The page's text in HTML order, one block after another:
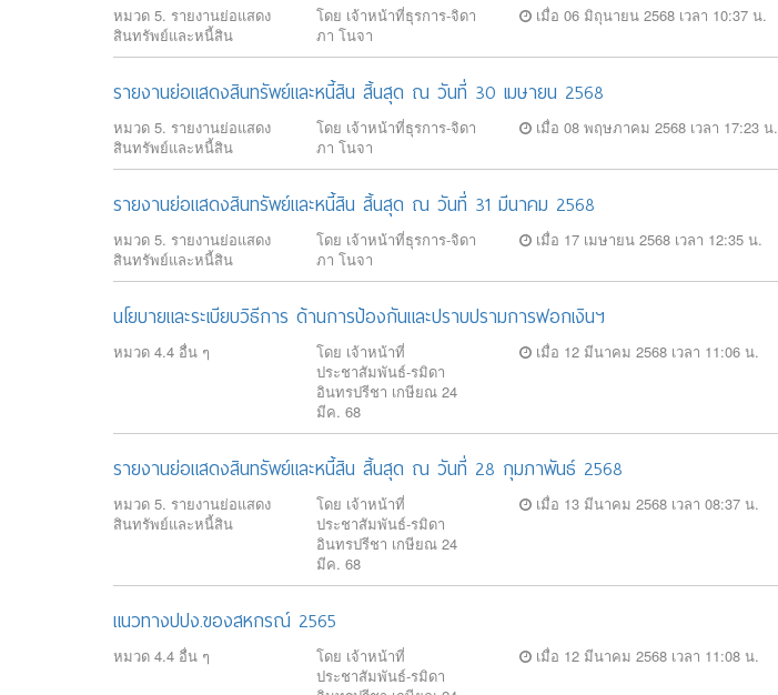
หมวด 5. รายงานย่อแสดง
สินทรัพย์และหนี้สิน
โดย เจ้าหน้าที่ธุรการ-จิดา
ภา โนจา
เมื่อ 06 มิถุนายน 2568 เวลา 10:37 น.
รายงานย่อแสดงสินทรัพย์และหนี้สิน สิ้นสุด ณ วันที่ 30 เมษายน 2568
หมวด 5. รายงานย่อแสดง
สินทรัพย์และหนี้สิน
โดย เจ้าหน้าที่ธุรการ-จิดา
ภา โนจา
เมื่อ 08 พฤษภาคม 2568 เวลา 17:23 น.
รายงานย่อแสดงสินทรัพย์และหนี้สิน สิ้นสุด ณ วันที่ 31 มีนาคม 2568
หมวด 5. รายงานย่อแสดง
สินทรัพย์และหนี้สิน
โดย เจ้าหน้าที่ธุรการ-จิดา
ภา โนจา
เมื่อ 17 เมษายน 2568 เวลา 12:35 น.
นโยบายและระเบียบวิธีการ ด้านการป้องกันและปราบปรามการฟอกเงินฯ
หมวด 4.4 อื่น ๆ
โดย เจ้าหน้าที่
ประชาสัมพันธ์-รมิดา
อินทรปรีชา เกษียณ 24
มีค. 68
เมื่อ 12 มีนาคม 2568 เวลา 11:06 น.
รายงานย่อแสดงสินทรัพย์และหนี้สิน สิ้นสุด ณ วันที่ 28 กุมภาพันธ์ 2568
หมวด 5. รายงานย่อแสดง
สินทรัพย์และหนี้สิน
โดย เจ้าหน้าที่
ประชาสัมพันธ์-รมิดา
อินทรปรีชา เกษียณ 24
มีค. 68
เมื่อ 13 มีนาคม 2568 เวลา 08:37 น.
แนวทางปปง.ของสหกรณ์ 2565
หมวด 4.4 อื่น ๆ
โดย เจ้าหน้าที่
ประชาสัมพันธ์-รมิดา
เมื่อ 12 มีนาคม 2568 เวลา 11:08 น.